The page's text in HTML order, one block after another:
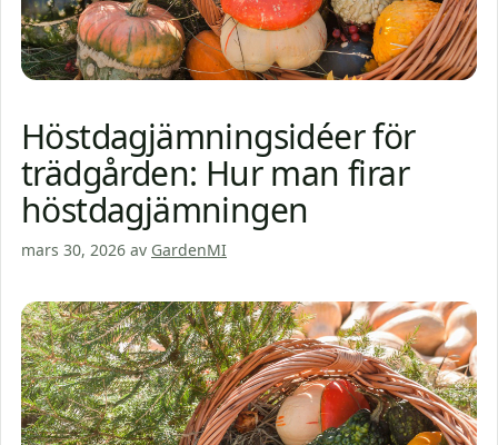
Höstdagjämningsidéer för
trädgården: Hur man firar
höstdagjämningen
mars 30, 2026 av GardenMI